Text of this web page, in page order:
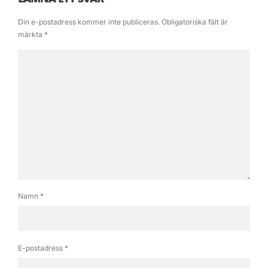
Din e-postadress kommer inte publiceras. Obligatoriska fält är
märkta *
Namn *
E-postadress *